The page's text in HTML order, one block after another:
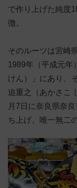
で作り上げた純度
徴。
そのルーツは宮崎
1989年（平成元年
けん）」にあり、
迫重之（あかさこ
月7日に奈良県奈
ち上げ、唯一無二